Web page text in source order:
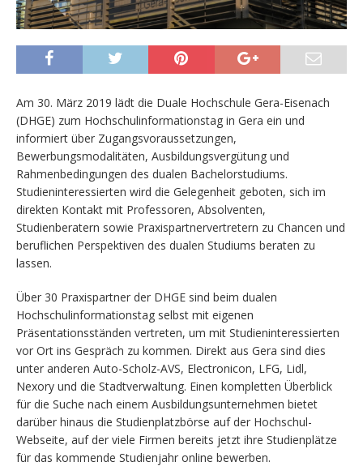
Am 30. März 2019 lädt die Duale Hochschule Gera-Eisenach
(DHGE) zum Hochschulinformationstag in Gera ein und
informiert über Zugangsvoraussetzungen,
Bewerbungsmodalitäten, Ausbildungsvergütung und
Rahmenbedingungen des dualen Bachelorstudiums.
Studieninteressierten wird die Gelegenheit geboten, sich im
direkten Kontakt mit Professoren, Absolventen,
Studienberatern sowie Praxispartnervertretern zu Chancen und
beruflichen Perspektiven des dualen Studiums beraten zu
lassen.
Über 30 Praxispartner der DHGE sind beim dualen
Hochschulinformationstag selbst mit eigenen
Präsentationsständen vertreten, um mit Studieninteressierten
vor Ort ins Gespräch zu kommen. Direkt aus Gera sind dies
unter anderen Auto-Scholz-AVS, Electronicon, LFG, Lidl,
Nexory und die Stadtverwaltung. Einen kompletten Überblick
für die Suche nach einem Ausbildungsunternehmen bietet
darüber hinaus die Studienplatzbörse auf der Hochschul-
Webseite, auf der viele Firmen bereits jetzt ihre Studienplätze
für das kommende Studienjahr online bewerben.